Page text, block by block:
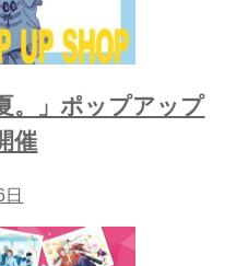
。」ポップアップ
催